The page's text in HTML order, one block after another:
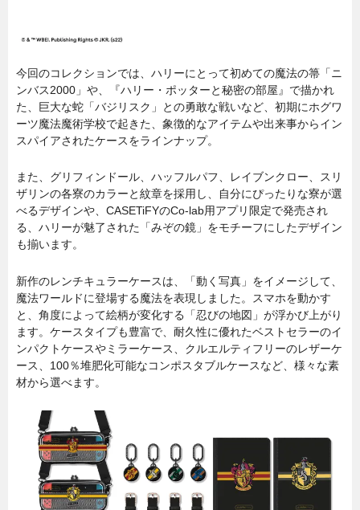
今回のコレクションでは、ハリーにとって初めての魔法の箒「ニ
ンバス2000」や、『ハリー・ポッターと秘密の部屋』で描かれ
た、巨大な蛇「バジリスク」との勇敢な戦いなど、初期にホグワ
ーツ魔法魔術学校で起きた、象徴的なアイテムや出来事からイン
スパイアされたケースをラインナップ。
また、グリフィンドール、ハッフルパフ、レイブンクロー、スリ
ザリンの各寮のカラーと紋章を採用し、自分にぴったりな寮が選
べるデザインや、CASETiFYのCo-lab用アプリ限定で発売され
る、ハリーが魅了された「みぞの鏡」をモチーフにしたデザイン
も揃います。
新作のレンチキュラーケースは、「動く写真」をイメージして、
魔法ワールドに登場する魔法を表現しました。スマホを動かす
と、角度によって絵柄が変化する「忍びの地図」が浮かび上がり
ます。ケースタイプも豊富で、耐久性に優れたベストセラーのイ
ンパクトケースやミラーケース、クルエルティフリーのレザーケ
ース、100％堆肥化可能なコンポスタブルケースなど、様々な素
材から選べます。